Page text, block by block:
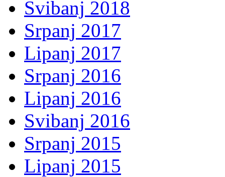
Svibanj 2018
Srpanj 2017
Lipanj 2017
Srpanj 2016
Lipanj 2016
Svibanj 2016
Srpanj 2015
Lipanj 2015